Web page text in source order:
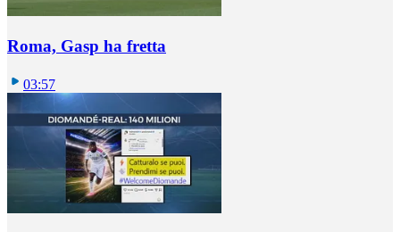
Roma, Gasp ha fretta
03:57